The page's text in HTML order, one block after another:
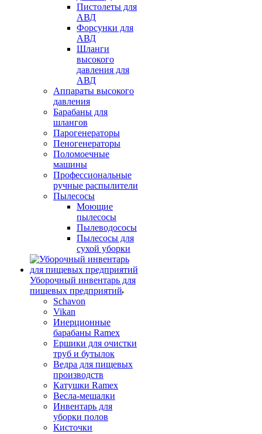
Пистолеты для
АВД
Форсунки для
АВД
Шланги
высокого
давления для
АВД
Аппараты высокого
давления
Барабаны для
шлангов
Парогенераторы
Пеногенераторы
Поломоечные
машины
Профессиональные
ручные распылители
Пылесосы
Моющие
пылесосы
Пылеводососы
Пылесосы для
сухой уборки
Уборочный инвентарь для
пищевых предприятий
Schavon
Vikan
Инерционные
барабаны Ramex
Ершики для очистки
труб и бутылок
Ведра для пищевых
производств
Катушки Ramex
Весла-мешалки
Инвентарь для
уборки полов
Кисточки